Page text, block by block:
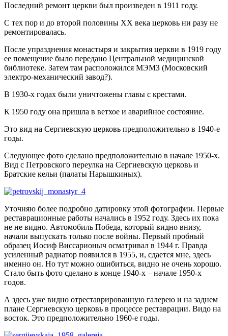
Последний ремонт церкви был произведен в 1911 году.
С тех пор и до второй половины ХХ века церковь ни разу не
ремонтировалась.
После упразднения монастыря и закрытия церкви в 1919 году
ее помещение было передано Центральной медицинской
библиотеке. Затем там расположился МЭМЗ (Московский
электро-механический завод?).
В 1930-х годах были уничтожены главы с крестами.
К 1950 году она пришла в ветхое и аварийное состояние.
Это вид на Сергиевскую церковь предположительно в 1940-е
годы.
Следующее фото сделано предположительно в начале 1950-х.
Вид с Петровского переулка на Сергиевскую церковь и
Братские кельи (палаты Нарышкиных).
Уточняю более подробно датировку этой фотографии. Первые
реставрационные работы начались в 1952 году. Здесь их пока
не не видно. Автомобиль Победа, который видно внизу,
начали выпускать только после войны. Первый пробный
образец Иосиф Виссарионыч осматривал в 1944 г. Правда
усиленный радиатор появился в 1955, и, сдается мне, здесь
именно он. Но тут можно ошибиться, видно не очень хорошо.
Стало быть фото сделано в конце 1940-х – начале 1950-х
годов.
А здесь уже видно отреставрированную галерею и на заднем
плане Сергиевскую церковь в процессе реставрации. Видо на
восток. Это предположительно 1960-е годы.